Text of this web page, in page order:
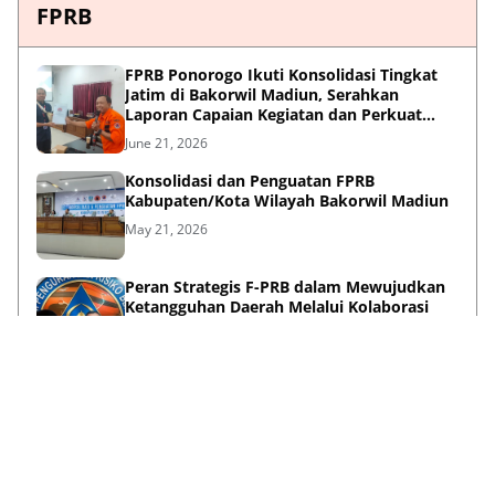
FPRB
FPRB Ponorogo Ikuti Konsolidasi Tingkat
Jatim di Bakorwil Madiun, Serahkan
Laporan Capaian Kegiatan dan Perkuat
Sinergi Pentahelix
June 21, 2026
Konsolidasi dan Penguatan FPRB
Kabupaten/Kota Wilayah Bakorwil Madiun
May 21, 2026
Peran Strategis F-PRB dalam Mewujudkan
Ketangguhan Daerah Melalui Kolaborasi